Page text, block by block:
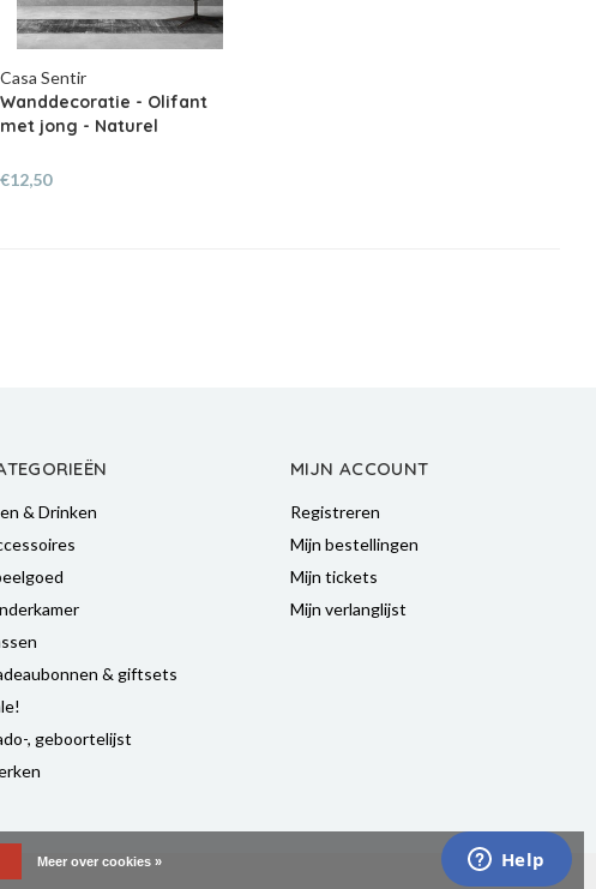
Casa Sentir
Wanddecoratie - Olifant
met jong - Naturel
€12,50
& Drinken
& giftsets
, geboortelijst
MIJN ACCOUNT
Registreren
Mijn bestellingen
Mijn tickets
Mijn verlanglijst
Meer over cookies »